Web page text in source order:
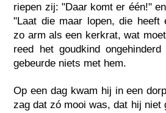
riepen zij: "Daar komt er één!"
"Laat die maar lopen, die heeft
zo arm als een kerkrat, wat
reed het goudkind
gebeurde niets met hem.
Op een dag kwam hij in een
zag dat zó mooi was, dat hij niet